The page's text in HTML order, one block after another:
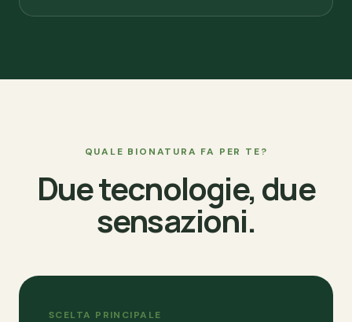
QUALE BIONATURA FA PER TE?
Due tecnologie, due
sensazioni.
SCELTA PRINCIPALE